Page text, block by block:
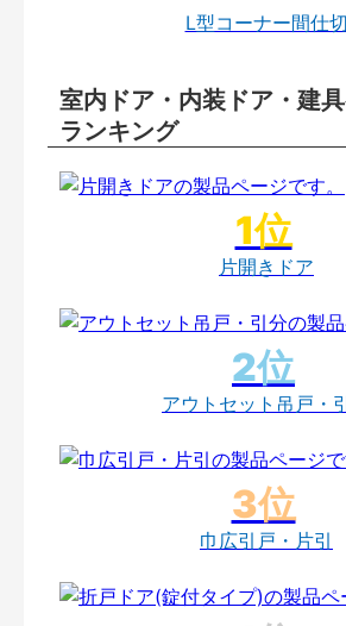
L型コーナー間仕切
室内ドア・内装ドア・建
ランキング
片開きドア
アウトセット吊戸・
巾広引戸・片引